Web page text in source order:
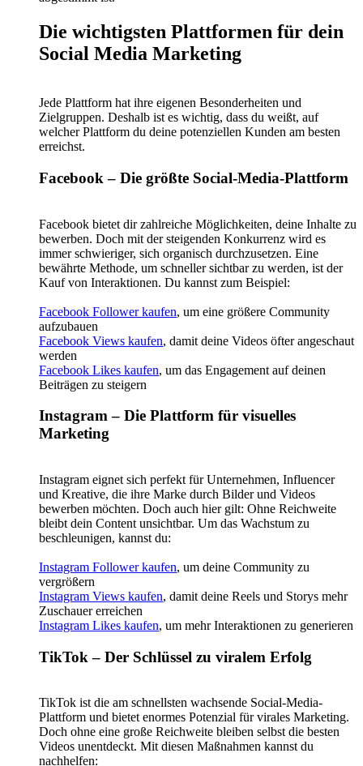
Die wichtigsten Plattformen für dein
Social Media Marketing
Jede Plattform hat ihre eigenen Besonderheiten und
Zielgruppen. Deshalb ist es wichtig, dass du weißt, auf
welcher Plattform du deine potenziellen Kunden am besten
erreichst.
Facebook – Die größte Social-Media-Plattform
Facebook bietet dir zahlreiche Möglichkeiten, deine Inhalte zu
bewerben. Doch mit der steigenden Konkurrenz wird es
immer schwieriger, sich organisch durchzusetzen. Eine
bewährte Methode, um schneller sichtbar zu werden, ist der
Kauf von Interaktionen. Du kannst zum Beispiel:
Facebook Follower kaufen, um eine größere Community
aufzubauen
Facebook Views kaufen, damit deine Videos öfter angeschaut
werden
Facebook Likes kaufen, um das Engagement auf deinen
Beiträgen zu steigern
Instagram – Die Plattform für visuelles
Marketing
Instagram eignet sich perfekt für Unternehmen, Influencer
und Kreative, die ihre Marke durch Bilder und Videos
bewerben möchten. Doch auch hier gilt: Ohne Reichweite
bleibt dein Content unsichtbar. Um das Wachstum zu
beschleunigen, kannst du:
Instagram Follower kaufen, um deine Community zu
vergrößern
Instagram Views kaufen, damit deine Reels und Storys mehr
Zuschauer erreichen
Instagram Likes kaufen, um mehr Interaktionen zu generieren
TikTok – Der Schlüssel zu viralem Erfolg
TikTok ist die am schnellsten wachsende Social-Media-
Plattform und bietet enormes Potenzial für virales Marketing.
Doch ohne eine große Reichweite bleiben selbst die besten
Videos unentdeckt. Mit diesen Maßnahmen kannst du
nachhelfen: